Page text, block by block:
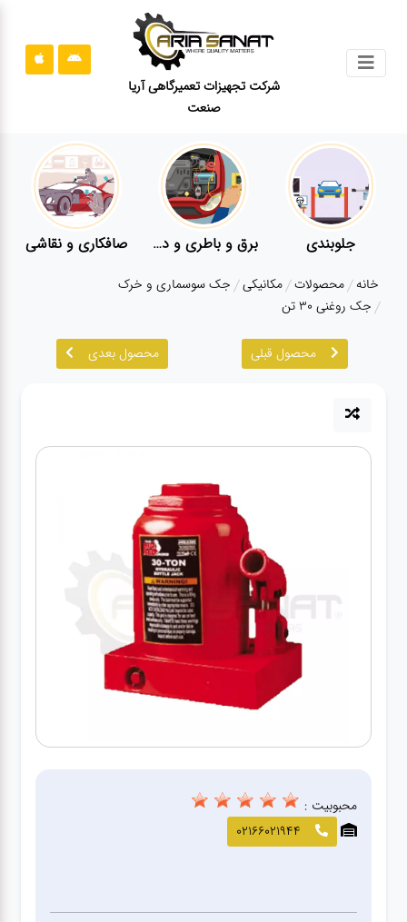
شرکت تجهیزات تعمیرگاهی آریا
صنعت
قوانین
سایت
ارتباط
درباره
ما
آپاراتی
دیاگ
صافکاری
و نقاشی
کارواش
جلوبندی برق و باطری و دیاگ صافکاری و نقاشی
خانه محصولات مکانیکی جک سوسماری و خرک
جک روغنی ۳۰ تن
محصول قبلی محصول بعدی
محبوبیت :
02166021944